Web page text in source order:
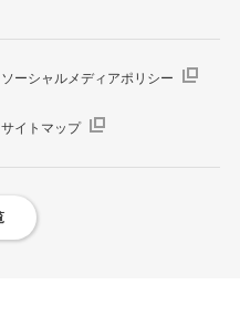
ソーシャルメディアポリシー
サイトマップ